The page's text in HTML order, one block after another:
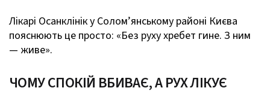
Лікарі Осанклінік у Солом’янському районі Києва
пояснюють це просто: «Без руху хребет гине. З ним
— живе».
ЧОМУ СПОКІЙ ВБИВАЄ, А РУХ ЛІКУЄ